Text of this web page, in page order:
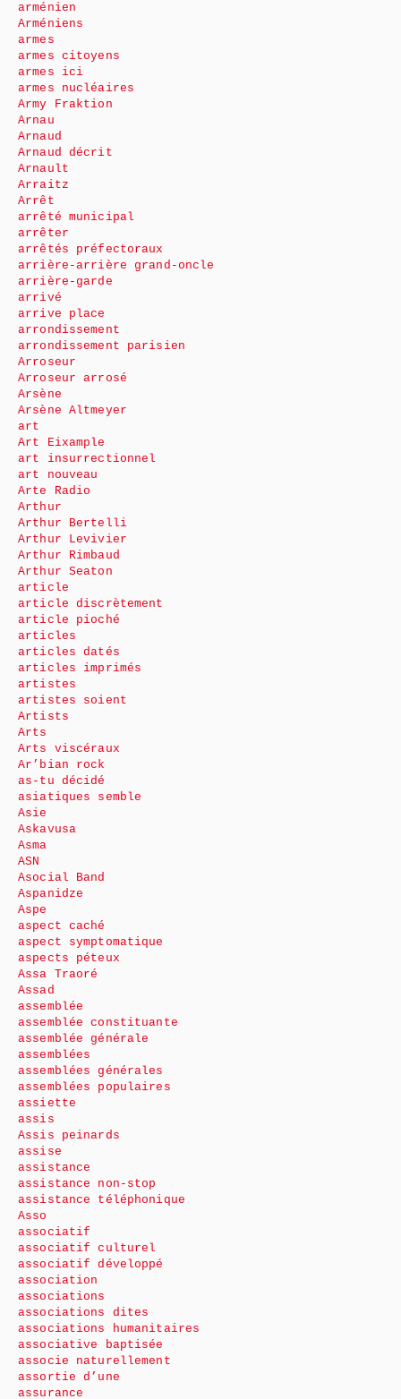
arménien
Arméniens
armes
armes citoyens
armes ici
armes nucléaires
Army Fraktion
Arnau
Arnaud
Arnaud décrit
Arnault
Arraitz
Arrêt
arrêté municipal
arrêter
arrêtés préfectoraux
arrière-arrière grand-oncle
arrière-garde
arrivé
arrive place
arrondissement
arrondissement parisien
Arroseur
Arroseur arrosé
Arsène
Arsène Altmeyer
art
Art Eixample
art insurrectionnel
art nouveau
Arte Radio
Arthur
Arthur Bertelli
Arthur Levivier
Arthur Rimbaud
Arthur Seaton
article
article discrètement
article pioché
articles
articles datés
articles imprimés
artistes
artistes soient
Artists
Arts
Arts viscéraux
Ar’bian rock
as-tu décidé
asiatiques semble
Asie
Askavusa
Asma
ASN
Asocial Band
Aspanidze
Aspe
aspect caché
aspect symptomatique
aspects péteux
Assa Traoré
Assad
assemblée
assemblée constituante
assemblée générale
assemblées
assemblées générales
assemblées populaires
assiette
assis
Assis peinards
assise
assistance
assistance non-stop
assistance téléphonique
Asso
associatif
associatif culturel
associatif développé
association
associations
associations dites
associations humanitaires
associative baptisée
associe naturellement
assortie d’une
assurance